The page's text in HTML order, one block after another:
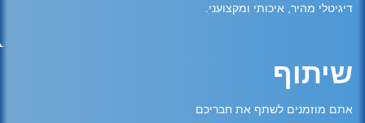
דיגיטלי מהיר, איכותי ומקצועני.
שיתוף
אתם מוזמנים לשתף את חבריכם